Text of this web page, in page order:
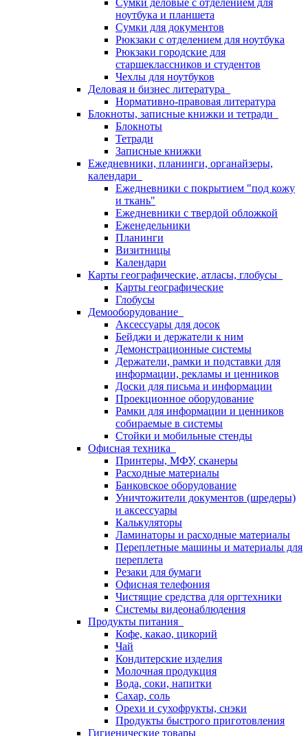
Сумки деловые с отделением для
ноутбука и планшета
Сумки для документов
Рюкзаки с отделением для ноутбука
Рюкзаки городские для
старшеклассников и студентов
Чехлы для ноутбуков
Деловая и бизнес литература
Нормативно-правовая литература
Блокноты, записные книжки и тетради
Блокноты
Тетради
Записные книжки
Ежедневники, планинги, органайзеры,
календари
Ежедневники с покрытием "под кожу
и ткань"
Ежедневники с твердой обложкой
Еженедельники
Планинги
Визитницы
Календари
Карты географические, атласы, глобусы
Карты географические
Глобусы
Демооборудование
Аксессуары для досок
Бейджи и держатели к ним
Демонстрационные системы
Держатели, рамки и подставки для
информации, рекламы и ценников
Доски для письма и информации
Проекционное оборудование
Рамки для информации и ценников
собираемые в системы
Стойки и мобильные стенды
Офисная техника
Принтеры, МФУ, сканеры
Расходные материалы
Банковское оборудование
Уничтожители документов (шредеры)
и аксессуары
Калькуляторы
Ламинаторы и расходные материалы
Переплетные машины и материалы для
переплета
Резаки для бумаги
Офисная телефония
Чистящие средства для оргтехники
Системы видеонаблюдения
Продукты питания
Кофе, какао, цикорий
Чай
Кондитерские изделия
Молочная продукция
Вода, соки, напитки
Сахар, соль
Орехи и сухофрукты, снэки
Продукты быстрого приготовления
Гигиенические товары